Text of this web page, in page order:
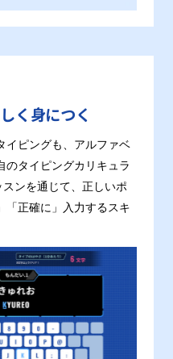
く身につく
イピングも、アルファベ
のタイピングカリキュラ
ンを通じて、正しいポ
「正確に」入力するスキ